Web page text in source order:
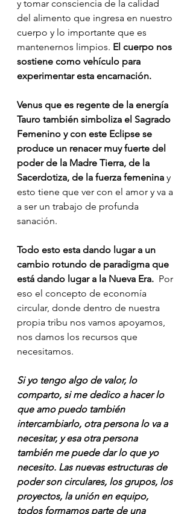
y tomar consciencia de la calidad
del alimento que ingresa en nuestro
cuerpo y lo importante que es
mantenernos limpios. El cuerpo nos
sostiene como vehículo para
experimentar esta encarnación.
Venus que es regente de la energía
Tauro también simboliza el Sagrado
Femenino y con este Eclipse se
produce un renacer muy fuerte del
poder de la Madre Tierra, de la
Sacerdotiza, de la fuerza femenina y
esto tiene que ver con el amor y va a
a ser un trabajo de profunda
sanación.
Todo esto esta dando lugar a un
cambio rotundo de paradigma que
está dando lugar a la Nueva Era. Por
eso el concepto de economía
circular, donde dentro de nuestra
propia tribu nos vamos apoyamos,
nos damos los recursos que
necesitamos.
Si yo tengo algo de valor, lo
comparto, si me dedico a hacer lo
que amo puedo también
intercambiarlo, otra persona lo va a
necesitar, y esa otra persona
también me puede dar lo que yo
necesito. Las nuevas estructuras de
poder son circulares, los grupos, los
proyectos, la unión en equipo,
todos formamos parte de una